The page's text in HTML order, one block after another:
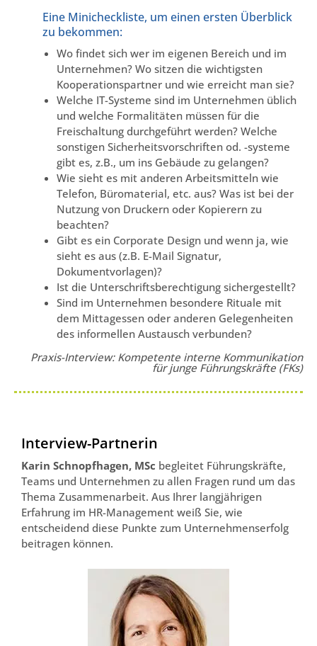
Eine Minicheckliste, um einen ersten Überblick
zu bekommen:
Wo findet sich wer im eigenen Bereich und im
Unternehmen? Wo sitzen die wichtigsten
Kooperationspartner und wie erreicht man sie?
Welche IT-Systeme sind im Unternehmen üblich
und welche Formalitäten müssen für die
Freischaltung durchgeführt werden? Welche
sonstigen Sicherheitsvorschriften od. -systeme
gibt es, z.B., um ins Gebäude zu gelangen?
Wie sieht es mit anderen Arbeitsmitteln wie
Telefon, Büromaterial, etc. aus? Was ist bei der
Nutzung von Druckern oder Kopierern zu
beachten?
Gibt es ein Corporate Design und wenn ja, wie
sieht es aus (z.B. E-Mail Signatur,
Dokumentvorlagen)?
Ist die Unterschriftsberechtigung sichergestellt?
Sind im Unternehmen besondere Rituale mit
dem Mittagessen oder anderen Gelegenheiten
des informellen Austausch verbunden?
Praxis-Interview: Kompetente interne Kommunikation
für junge Führungskräfte (FKs)
Interview-Partnerin
Karin Schnopfhagen, MSc begleitet Führungskräfte,
Teams und Unternehmen zu allen Fragen rund um das
Thema Zusammenarbeit. Aus Ihrer langjährigen
Erfahrung im HR-Management weiß Sie, wie
entscheidend diese Punkte zum Unternehmenserfolg
beitragen können.